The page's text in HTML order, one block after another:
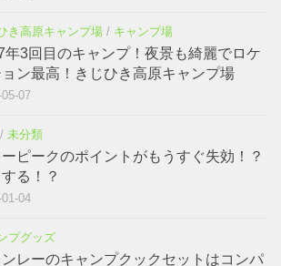
き高原キャンプ場 / キャンプ場
年3回目のキャンプ！夜景も綺麗でロケ
ン最高！きじひき高原キャンプ場
07
/ 未分類
ーピークのポイントがもうすぐ失効！？
る！？
04
プグッズ
ンレーのキャンプクックセットはコンパ